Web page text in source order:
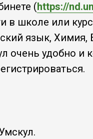
(https://
в школе или
язык, Химия,
очень удобно